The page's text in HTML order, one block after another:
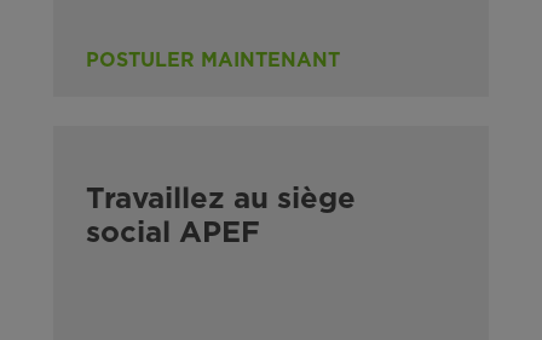
POSTULER MAINTENANT
Travaillez au siège
social APEF